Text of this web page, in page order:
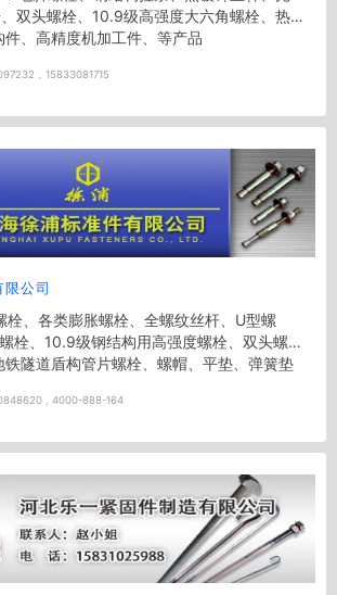
双头螺栓、10.9级高强度大六角螺栓、热
、高精度机加工件、等产品
，15833081715
限公司
栓、10.9级钢结构用高强度螺栓、双头螺
隧道盾构管片螺栓、螺帽、平垫、弹簧垫
, 4000-888-164